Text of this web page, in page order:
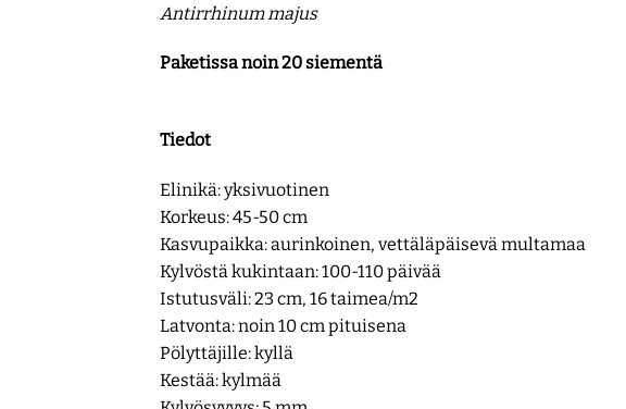
Antirrhinum majus
Paketissa noin 20 siementä
Tiedot
Elinikä: yksivuotinen
Korkeus: 45-50 cm
Kasvupaikka: aurinkoinen, vettäläpäisevä multamaa
Kylvöstä kukintaan: 100-110 päivää
Istutusväli: 23 cm, 16 taimea/m2
Latvonta: noin 10 cm pituisena
Pölyttäjille: kyllä
Kestää: kylmää